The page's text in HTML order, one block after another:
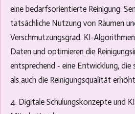
eine bedarfsorientierte Reinigung.
tatsächliche Nutzung von Räumen
Verschmutzungsgrad. KI-
Daten und optimieren die
entsprechend - eine Entwicklung,
als auch die Reinigungsqualität
4. Digitale Schulungskonzepte und